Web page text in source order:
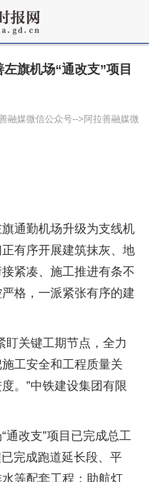
旗机场“通改支”项目
融媒微信公众号-->阿拉善融媒微
通勤机场升级为支线机
有序开展建筑抹灰、地
紧凑、施工推进有条不
格，一派紧张有序的建
盯关键工期节点，全力
工安全和工程质量关
。”中铁建设集团有限
通改支”项目已完成总工
完成跑道延长段、平
等配套工程；助航灯